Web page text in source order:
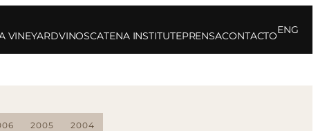
VINEYARDVINOSCATENA INSTITUTEPRENSACONTACTO
ENG
2005 2004